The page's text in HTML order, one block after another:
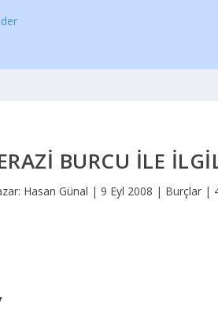
BURCU İLE
Hasan Günal |9 Eyl 2008 | Burçlar |